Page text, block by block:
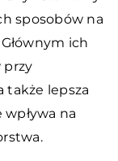
sposobów na
ich
przy
także lepsza
na